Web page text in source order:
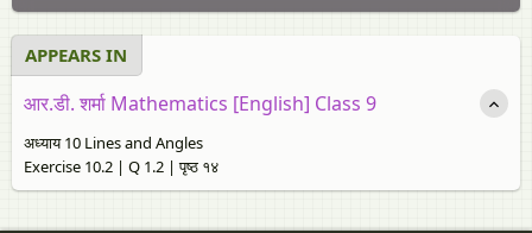
APPEARS IN
आर.डी. शर्मा Mathematics [English] Class 9
अध्याय 10 Lines and Angles
Exercise 10.2 | Q 1.2 | पृष्ठ १४